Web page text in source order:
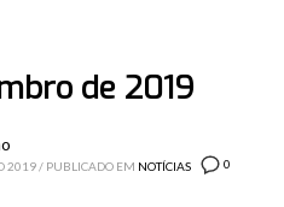
de 2019
0
2019 / PUBLICADO EM NOTÍCIAS